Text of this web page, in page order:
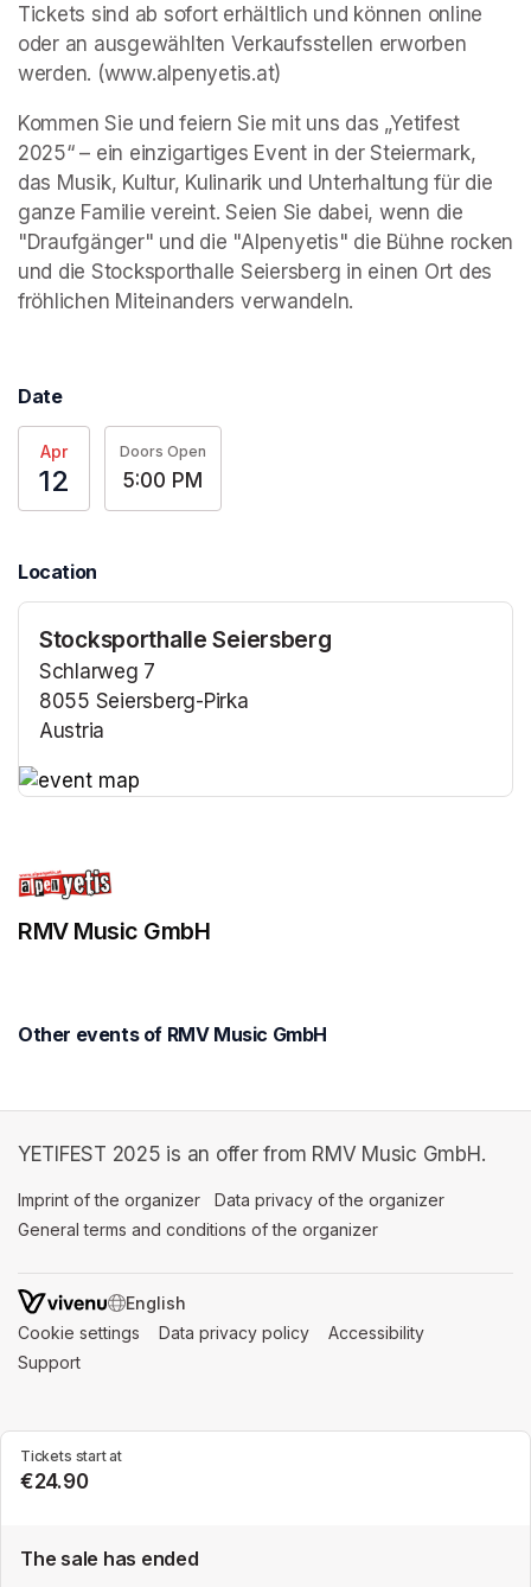
Tickets sind ab sofort erhältlich und können online
oder an ausgewählten Verkaufsstellen erworben
werden. (www.alpenyetis.at)
Kommen Sie und feiern Sie mit uns das „Yetifest
2025“ – ein einzigartiges Event in der Steiermark,
das Musik, Kultur, Kulinarik und Unterhaltung für die
ganze Familie vereint. Seien Sie dabei, wenn die
"Draufgänger" und die "Alpenyetis" die Bühne rocken
und die Stocksporthalle Seiersberg in einen Ort des
fröhlichen Miteinanders verwandeln.
Date
Apr
12
Doors Open
5:00 PM
Location
Stocksporthalle Seiersberg
Schlarweg 7
8055 Seiersberg-Pirka
Austria
Tickets start at
€24.90
The sale has ended
RMV Music GmbH
Other events of RMV Music GmbH
YETIFEST 2025 is an offer from RMV Music GmbH.
Imprint of the organizer (opens in a new tab)
Data privacy of the organizer
General terms and conditions of the organizer
SWITCH LANGUAGE
Cookie settings (opens in a new tab)
Data privacy policy (opens in a new tab)
Accessibility
Support